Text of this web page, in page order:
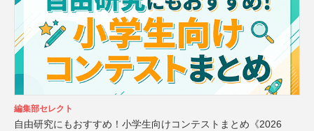
編集部セレクト
自由研究にもおすすめ！小学生向けコンテストまとめ《2026